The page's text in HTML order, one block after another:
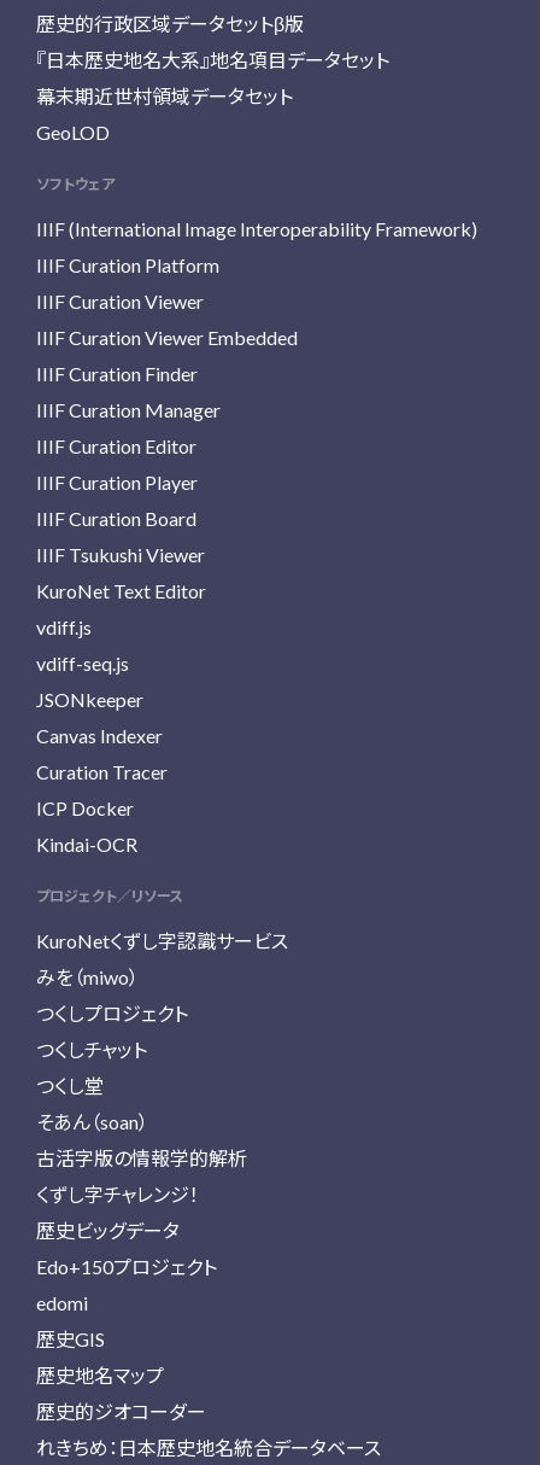
歴史的行政区域データセットβ版
『日本歴史地名大系』地名項目データセット
幕末期近世村領域データセット
GeoLOD
ソフトウェア
IIIF (International Image Interoperability Framework)
IIIF Curation Platform
IIIF Curation Viewer
IIIF Curation Viewer Embedded
IIIF Curation Finder
IIIF Curation Manager
IIIF Curation Editor
IIIF Curation Player
IIIF Curation Board
IIIF Tsukushi Viewer
KuroNet Text Editor
vdiff.js
vdiff-seq.js
JSONkeeper
Canvas Indexer
Curation Tracer
ICP Docker
Kindai-OCR
プロジェクト／リソース
KuroNetくずし字認識サービス
みを（miwo）
つくしプロジェクト
つくしチャット
つくし堂
そあん（soan）
古活字版の情報学的解析
くずし字チャレンジ！
歴史ビッグデータ
Edo+150プロジェクト
edomi
歴史GIS
歴史地名マップ
歴史的ジオコーダー
れきちめ：日本歴史地名統合データベース